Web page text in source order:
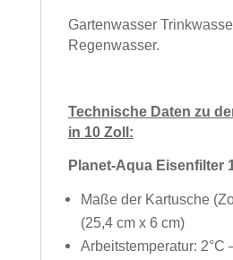
Gartenwasser
Regenwasser.
Technische Daten zu
in 10 Zoll:
Planet-Aqua Eisenfilter
Maße der Kartusche
(25,4 cm x 6 cm)
Arbeitstemperatur: 2°C